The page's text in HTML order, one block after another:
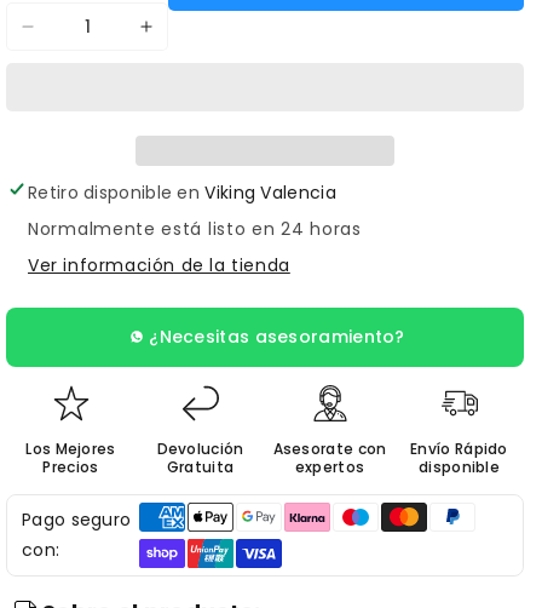
Reducir
Hectográfico
REPRO-
FX
SPIRIT
x
11
Pulgadas
Aumentar
Papel
Hectográfico
REPRO-
FX
SPIRIT
x
100
11
Pulgadas
Retiro disponible enViking Valencia
Normalmente está listo en 24 horas
Ver información de la tienda
¿Necesitas asesoramiento?
Los Mejores
Precios
Devolución
Gratuita
Asesorate con
expertos
Envío Rápido
disponible
Pago seguro
con: